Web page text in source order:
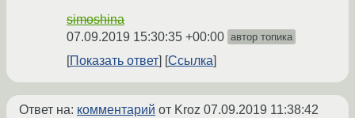
simoshina
07.09.2019 15:30:35 +00:00 автор топика
Показать ответ Ссылка
Ответ на: комментарий от Kroz 07.09.2019 11:38:42